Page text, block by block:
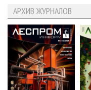
АРХИВ ЖУРНАЛОВ